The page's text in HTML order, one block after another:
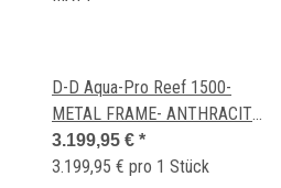
D-D Aqua-Pro Reef 1500-
METAL FRAME- ANTHRACITE
MATT
3.199,95 € *
3.199,95 € pro 1 Stück